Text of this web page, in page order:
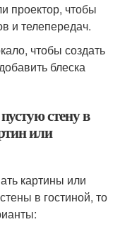
проектор, чтобы
и телепередач.
чтобы создать
блеска
стену в
или
картины или
в гостиной, то